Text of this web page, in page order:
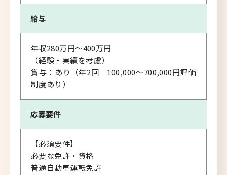
給与
年収280万円～400万円
（経験・実績を考慮）
賞与：あり（年2回 100,000～700,000円評価
制度あり）
応募要件
【必須要件】
必要な免許・資格
普通自動車運転免許